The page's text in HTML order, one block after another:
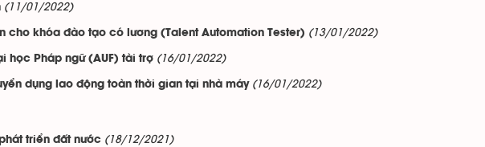
(11/01/2022)
cho khóa đào tạo có lương (Talent Automation Tester) (13/01/2022)
học Pháp ngữ (AUF) tài trợ (16/01/2022)
dụng lao động toàn thời gian tại nhà máy (16/01/2022)
triển đất nước (18/12/2021)